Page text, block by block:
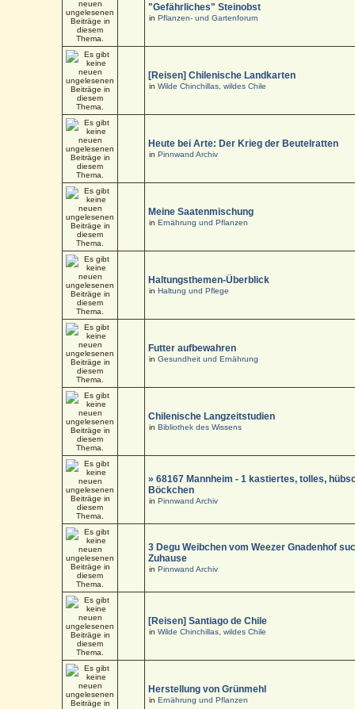
"Gefährliches" Steinobst
inPflanzen- und Gartenforum
[Reisen] Chilenische Landkarten
inWilde Chinchillas, wildes Chile
Heute bei Arte: Der Krieg der Beutelratten
inPinnwand Archiv
Meine Saatenmischung
inErnährung und Pflanzen
Haltungsthemen-Überblick
inHaltung und Pflege
Futter aufbewahren
inGesundheit und Ernährung
Chilenische Langzeitstudien
inBibliothek des Wissens
» 68167 Mannheim - 1 kastiertes, tolles,
Böckchen
inPinnwand Archiv
3 Degu Weibchen vom Weezer Gnadenhof
Zuhause
inPinnwand Archiv
[Reisen] Santiago de Chile
inWilde Chinchillas, wildes Chile
Herstellung von Grünmehl
inErnährung und Pflanzen